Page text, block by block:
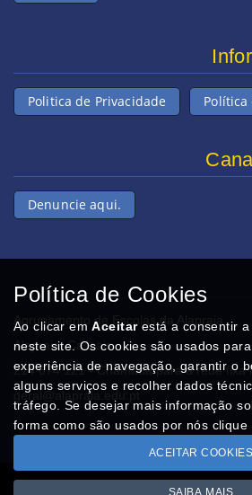
Politica de Privacidade Política
Denuncie aqui.
Agrupamento de Escolas da Alapraia
Alapraia, Cascais
214 674 121 - Chamada para a rede fixa
geral@alapraia.edu.pt
Política de Cookies
Ao clicar emAceitarestá a consentir a
neste site. Os cookies são usados
experiência de navegação, garantir o
alguns serviços e recolher dados
tráfego. Se desejar mais informação
forma como são usados por nós clique
ACEITAR COOKIES
SAIBA MAIS